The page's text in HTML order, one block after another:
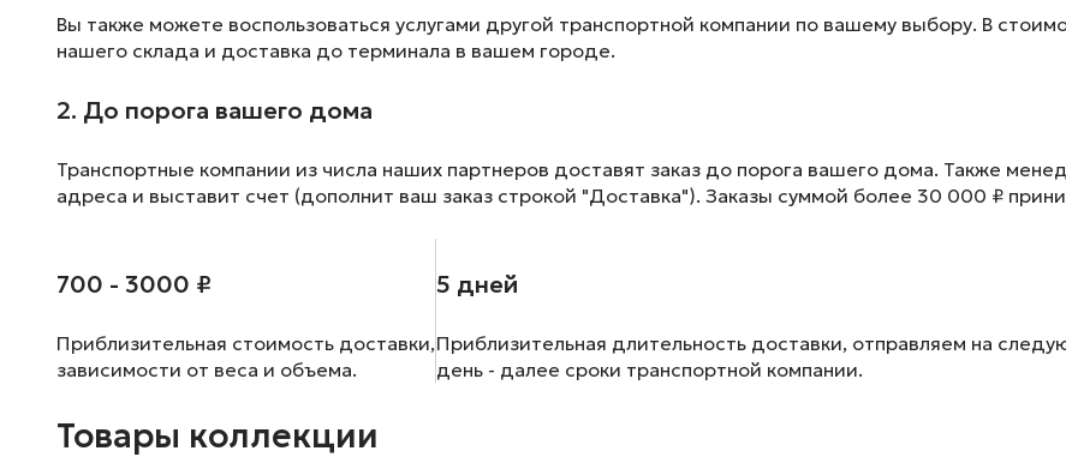
Вы также можете воспользоваться услугами другой транспортной компании по вашему выбору. В
нашего склада и доставка до терминала в вашем городе.
2. До порога вашего дома
Транспортные компании из числа наших партнеров доставят заказ до порога вашего дома. Также
адреса и выставит счет (дополнит ваш заказ строкой "Доставка"). Заказы суммой более 30 000 ₽
700 - 3000 ₽
Приблизительная стоимость доставки,
зависимости от веса и объема.
5 дней
Приблизительная длительность доставки, отправляем на
день - далее сроки транспортной компании.
Товары коллекции